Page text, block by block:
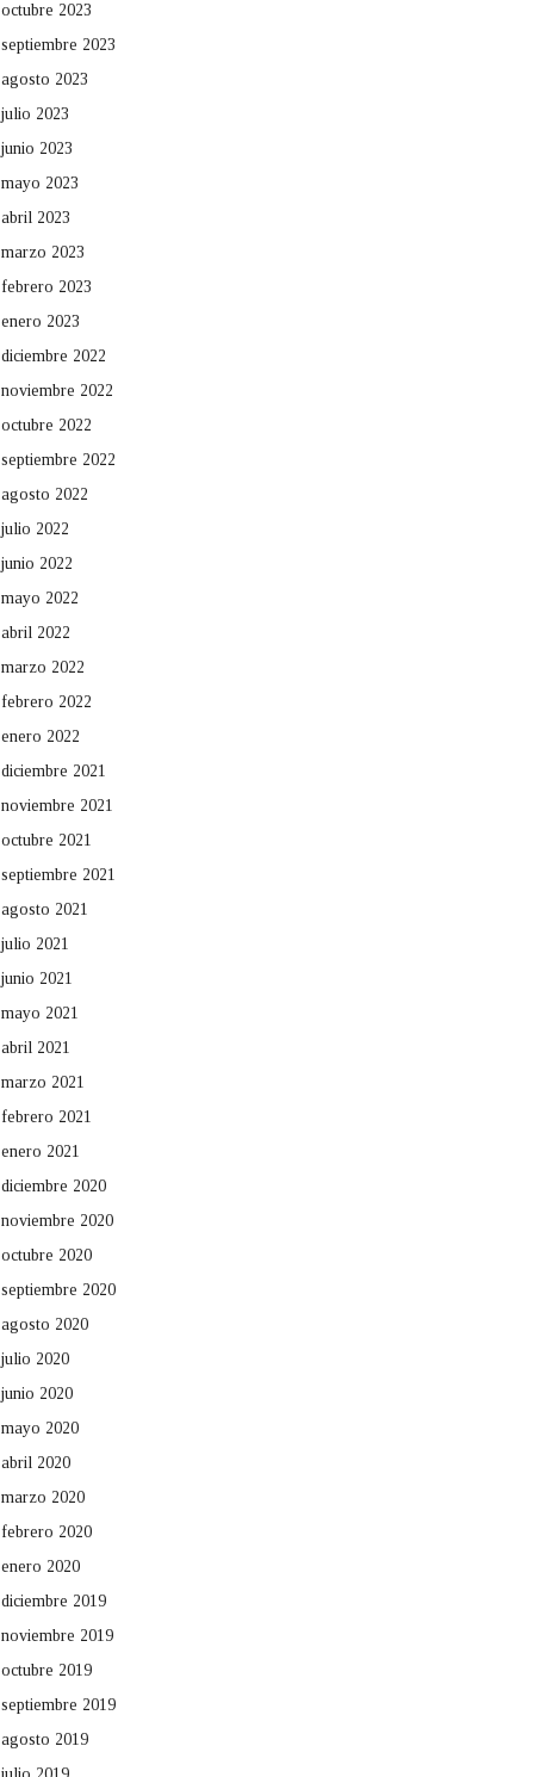
octubre 2023
septiembre 2023
agosto 2023
julio 2023
junio 2023
mayo 2023
abril 2023
marzo 2023
febrero 2023
enero 2023
diciembre 2022
noviembre 2022
octubre 2022
septiembre 2022
agosto 2022
julio 2022
junio 2022
mayo 2022
abril 2022
marzo 2022
febrero 2022
enero 2022
diciembre 2021
noviembre 2021
octubre 2021
septiembre 2021
agosto 2021
julio 2021
junio 2021
mayo 2021
abril 2021
marzo 2021
febrero 2021
enero 2021
diciembre 2020
noviembre 2020
octubre 2020
septiembre 2020
agosto 2020
julio 2020
junio 2020
mayo 2020
abril 2020
marzo 2020
febrero 2020
enero 2020
diciembre 2019
noviembre 2019
octubre 2019
septiembre 2019
agosto 2019